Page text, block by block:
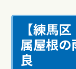
【練馬
属屋根
良